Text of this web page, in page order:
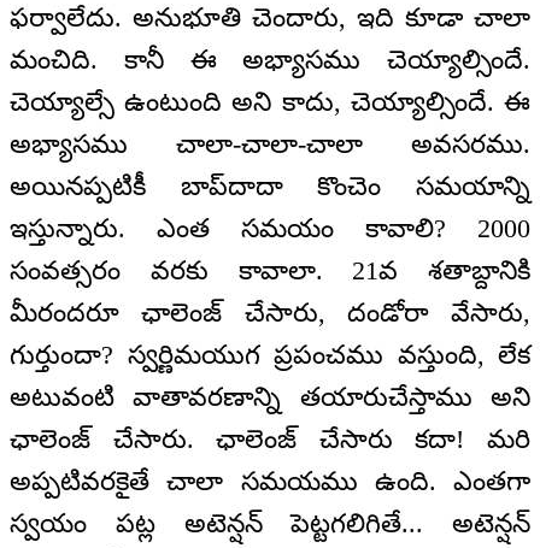
ఫర్వాలేదు. అనుభూతి చెందారు, ఇది కూడా చాలా
మంచిది. కానీ ఈ అభ్యాసము చెయ్యాల్సిందే.
చెయ్యాల్సే ఉంటుంది అని కాదు, చెయ్యాల్సిందే. ఈ
అభ్యాసము చాలా-చాలా-చాలా అవసరము.
అయినప్పటికీ బాప్‌దాదా కొంచెం సమయాన్ని
ఇస్తున్నారు. ఎంత సమయం కావాలి? 2000
సంవత్సరం వరకు కావాలా. 21వ శతాబ్దానికి
మీరందరూ ఛాలెంజ్ చేసారు, దండోరా వేసారు,
గుర్తుందా? స్వర్ణిమయుగ ప్రపంచము వస్తుంది, లేక
అటువంటి వాతావరణాన్ని తయారుచేస్తాము అని
ఛాలెంజ్ చేసారు. ఛాలెంజ్ చేసారు కదా! మరి
అప్పటివరకైతే చాలా సమయము ఉంది. ఎంతగా
స్వయం పట్ల అటెన్షన్ పెట్టగలిగితే... అటెన్షన్